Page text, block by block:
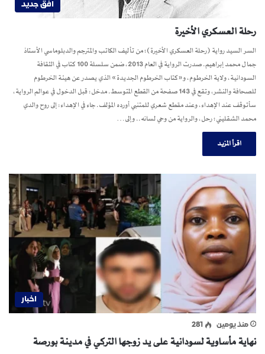
افق جديد
رحلة العسكري الأخيرة
السر السيد رواية (رحلة العسكري الأخيرة)؛ من تأليف الكاتب والمترجم والدبلوماسي الأستاذ
جمال محمد إبراهيم. صدرت الرواية في العام 2013، ضمن سلسلة 100 كتاب في الثقافة
السودانية، ولاية الخرطوم، و«كتاب الخرطوم الجديدة» الذي يصدر عن هيئة الخرطوم
للصحافة والنشر، وتقع في 143 صفحة من القطع المتوسط. مدخل: قبل الدخول في عوالم الرواية،
سأتوقف عند الإهداء، وعند مقطع شعري للمتنبي أورده المؤلف. جاء في الإهداء: إلى روح والدي
محمد الشقليني؛ رحل، والرواية من وحي لسانه.. وإلى…
اقرأ المزيد
اخبار
منذ يومين 281
نهاية مأساوية لسودانية على يد زوجها التركي في مدينة بورصة